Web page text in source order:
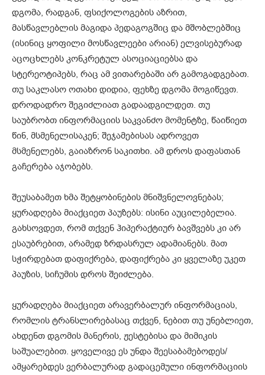
დგომა, რადგან, ფსიქოლოგების აზრით,
მასწავლებლის მაგიდა პედაგოგშიც და მშობლებშიც
(ისინიც ყოფილი მოსწავლეები არიან) ელვისებურად
აცოცხლებს კონკრეტულ ასოციაციებსა და
სტერეოტიპებს, რაც ამ ვითარებაში არ გამოგადგებათ.
თუ საკლასო ოთახი დიდია, ფეხზე დგომა მოგიწევთ.
დროდადრო შეგიძლიათ გადაადგილდეთ. თუ
საუბრობთ ინფორმაციის საკვანძო მომენტზე, წაიწიეთ
წინ, მსმენელისაკენ; შეჯამებისას ადროვეთ
მსმენელებს, გაიაზრონ საკითხი. ამ დროს დაფასთან
გაჩერება აჯობებს.
შეუსაბამეთ ხმა შეტყობინების მნიშვნელოვნებას;
ყურადღება მიაქციეთ პაუზებს: ისინი აუცილებელია.
გახსოვდეთ, რომ თქვენ ჰიპერაქტიურ ბავშვებს კი არ
ესაუბრებით, არამედ ზრდასრულ ადამიანებს. მათ
სჭირდებათ დაფიქრება, დაფიქრება კი ყველაზე უკეთ
პაუზის, სიჩუმის დროს შეიძლება.
ყურადღება მიაქციეთ არავერბალურ ინფორმაციას,
რომლის ტრანსლირებასაც თქვენ, ნებით თუ უნებლიეთ,
ახდენთ დგომის მანერის, ჟესტებისა და მიმიკის
საშუალებით. ყოველივე ეს უნდა შეესაბამებოდეს/
ამყარებდეს ვერბალურად გადაცემული ინფორმაციის